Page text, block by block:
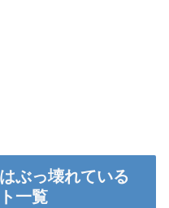
ぶっ壊れている
一覧